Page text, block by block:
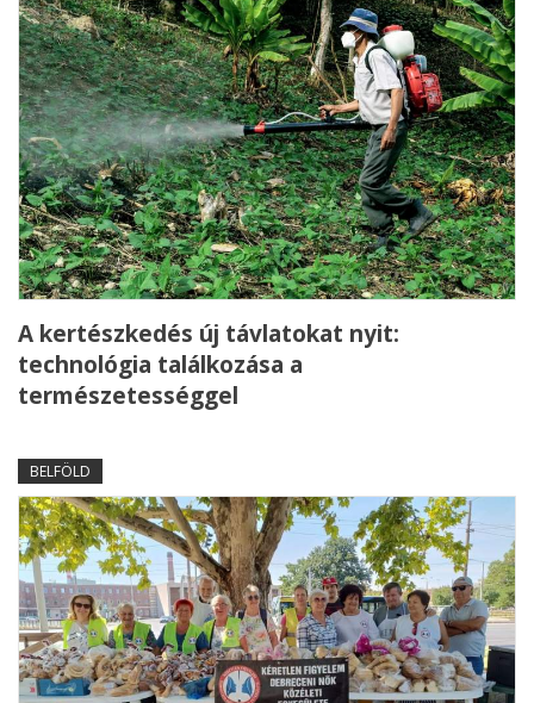
A kertészkedés új távlatokat nyit:
technológia találkozása a
természetességgel
BELFÖLD